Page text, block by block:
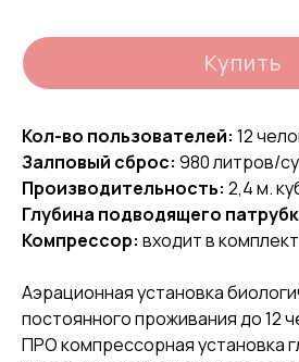
Купить
Кол-во пользователей: 12
Залповый сброс: 980 литров/
Производительность: 2,4 м.
Глубина подводящего
Компрессор: входит в
Аэрационная установка
постоянного проживания до 12
ПРО компрессорная установка